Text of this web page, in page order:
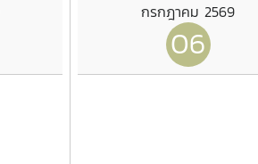
กรกฎาคม 2569
06